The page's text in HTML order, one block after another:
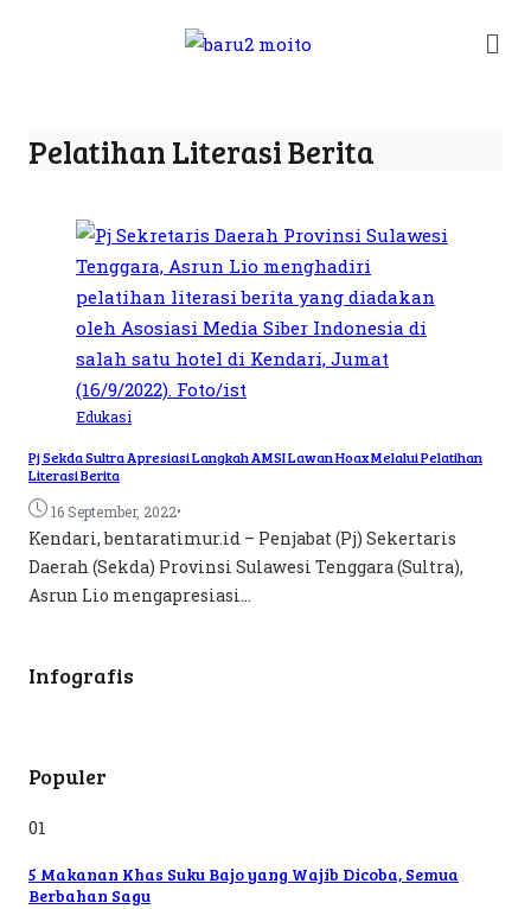
Pelatihan Literasi Berita
Edukasi
Pj Sekda Sultra Apresiasi Langkah AMSI Lawan Hoax Melalui Pelatihan
Literasi Berita
16 September, 2022•
Kendari, bentaratimur.id – Penjabat (Pj) Sekertaris
Daerah (Sekda) Provinsi Sulawesi Tenggara (Sultra),
Asrun Lio mengapresiasi...
Infografis
Populer
01
5 Makanan Khas Suku Bajo yang Wajib Dicoba, Semua
Berbahan Sagu